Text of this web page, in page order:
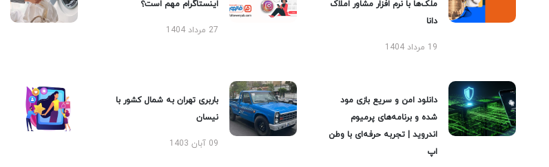
ملک‌ها با نرم افزار مشاور املاک
دانا
19 مرداد 1404
اینستاگرام مهم است؟
27 مرداد 1404
دانلود امن و سریع بازی مود
شده و برنامه‌های پرمیوم
اندروید | تجربه حرفه‌ای با وطن
اپ
باربری تهران به شمال کشور با
نیسان
09 آبان 1403